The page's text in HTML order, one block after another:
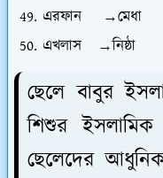
এরফান →মেধা
এখলাস →নিষ্ঠা
ছেলে বাবুর
শিশুর
ছেলেদের